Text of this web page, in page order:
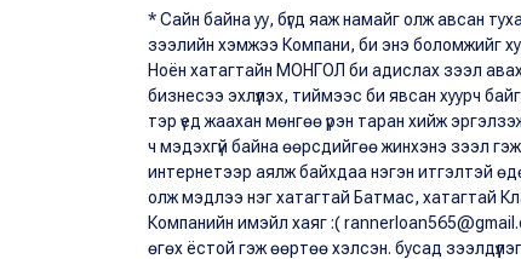
* Сайн байна уу, бүгд яаж намайг олж авсан
зээлийн хэмжээ Компани, би энэ боломжийг
Ноён хатагтайн МОНГОЛ би адислах зээл
бизнесээ эхлүүлэх, тиймээс би явсан хуурч
тэр үед жаахан мөнгөө үрэн таран хийж
ч мэдэхгүй байна өөрсдийгөө жинхэнэ зээл
интернетээр аялж байхдаа нэгэн итгэлтэй
олж мэдлээ нэг хатагтай Батмас, хатагтай
Компанийн имэйл хаяг :(
өгөх ёстой гэж өөртөө хэлсэн. бусад